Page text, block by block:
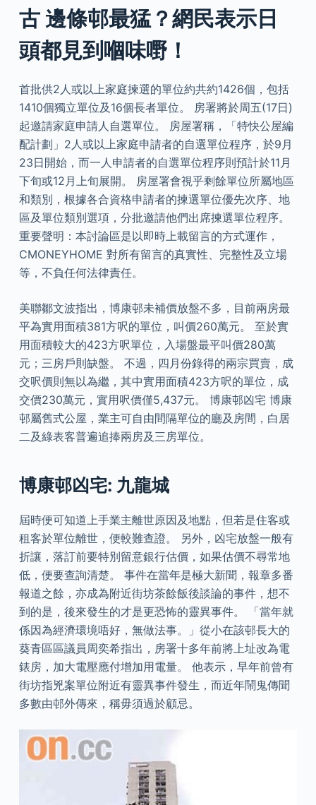
古 邊條邨最猛？網民表示日
頭都見到嗰味嘢！
首批供2人或以上家庭揀選的單位約共約1426個，包括
1410個獨立單位及16個長者單位。 房署將於周五(17日)
起邀請家庭申請人自選單位。 房屋署稱，「特快公屋編
配計劃」2人或以上家庭申請者的自選單位程序，於9月
23日開始，而一人申請者的自選單位程序則預計於11月
下旬或12月上旬展開。 房屋署會視乎剩餘單位所屬地區
和類別，根據各合資格申請者的揀選單位優先次序、地
區及單位類別選項，分批邀請他們出席揀選單位程序。
重要聲明：本討論區是以即時上載留言的方式運作，
CMONEYHOME 對所有留言的真實性、完整性及立場
等，不負任何法律責任。
美聯鄒文波指出，博康邨未補價放盤不多，目前兩房最
平為實用面積381方呎的單位，叫價260萬元。 至於實
用面積較大的423方呎單位，入場盤最平叫價280萬
元；三房戶則缺盤。 不過，四月份錄得的兩宗買賣，成
交呎價則無以為繼，其中實用面積423方呎的單位，成
交價230萬元，實用呎價僅5,437元。 博康邨凶宅 博康
邨屬舊式公屋，業主可自由間隔單位的廳及房間，白居
二及綠表客普遍追捧兩房及三房單位。
博康邨凶宅: 九龍城
屆時便可知道上手業主離世原因及地點，但若是住客或
租客於單位離世，便較難查證。 另外，凶宅放盤一般有
折讓，落訂前要特別留意銀行估價，如果估價不尋常地
低，便要查詢清楚。 事件在當年是極大新聞，報章多番
報道之餘，亦成為附近街坊茶餘飯後談論的事件，想不
到的是，後來發生的才是更恐怖的靈異事件。 「當年就
係因為經濟環境唔好，無做法事。」從小在該邨長大的
葵青區區議員周奕希指出，房署十多年前將上址改為電
錶房，加大電壓應付增加用電量。 他表示，早年前曾有
街坊指兇案單位附近有靈異事件發生，而近年鬧鬼傳聞
多數由邨外傳來，稱毋須過於顧忌。